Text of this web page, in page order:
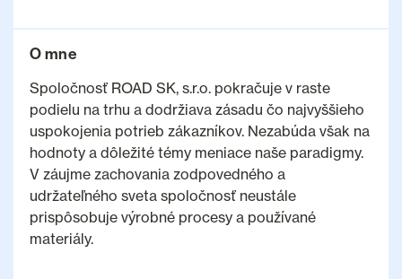
O mne
Spoločnosť ROAD SK, s.r.o. pokračuje v raste
podielu na trhu a dodržiava zásadu čo najvyššieho
uspokojenia potrieb zákazníkov. Nezabúda však na
hodnoty a dôležité témy meniace naše paradigmy.
V záujme zachovania zodpovedného a
udržateľného sveta spoločnosť neustále
prispôsobuje výrobné procesy a používané
materiály.